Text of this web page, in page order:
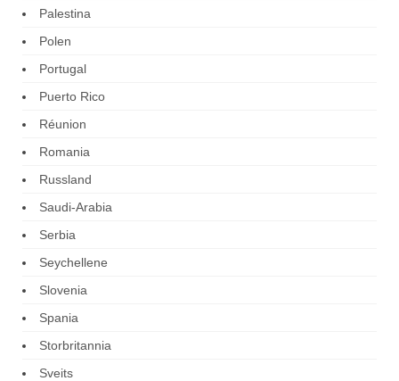
Palestina
Polen
Portugal
Puerto Rico
Réunion
Romania
Russland
Saudi-Arabia
Serbia
Seychellene
Slovenia
Spania
Storbritannia
Sveits